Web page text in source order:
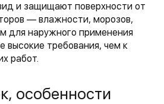
и защищают поверхности от
— влажности, морозов,
для наружного применения
высокие требования, чем к
работ.
особенности